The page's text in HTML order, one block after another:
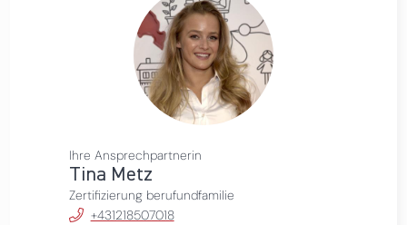
Ihre Ansprechpartnerin
Tina Metz
Zertifizierung berufundfamilie
+431218507018